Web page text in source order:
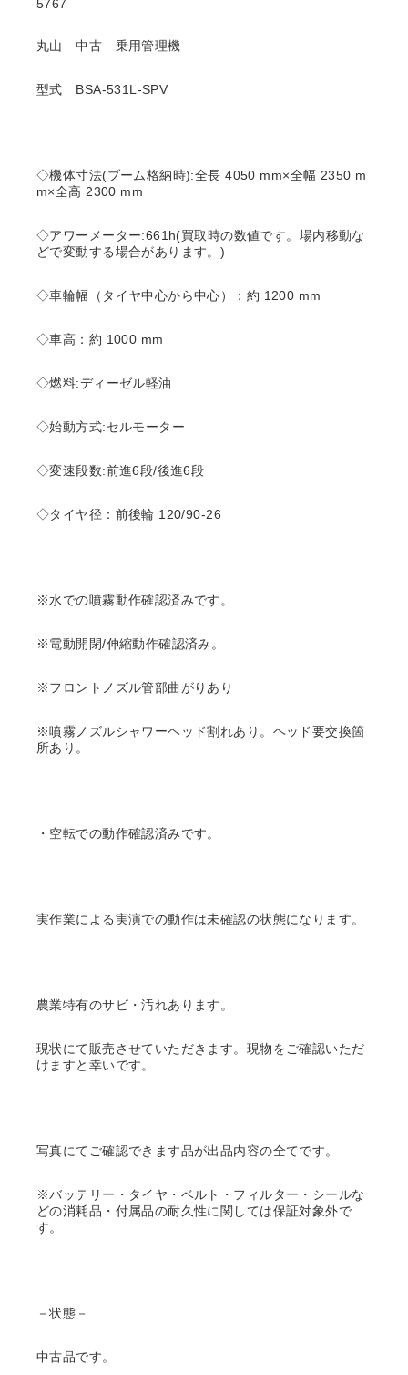
5767
丸山 中古 乗用管理機
型式 BSA-531L-SPV
◇機体寸法(ブーム格納時):全長 4050 mm×全幅 2350 m
m×全高 2300 mm
◇アワーメーター:661h(買取時の数値です。場内移動な
どで変動する場合があります。)
◇車輪幅（タイヤ中心から中心）：約 1200 mm
◇車高：約 1000 mm
◇燃料:ディーゼル軽油
◇始動方式:セルモーター
◇変速段数:前進6段/後進6段
◇タイヤ径：前後輪 120/90-26
※水での噴霧動作確認済みです。
※電動開閉/伸縮動作確認済み。
※フロントノズル管部曲がりあり
※噴霧ノズルシャワーヘッド割れあり。ヘッド要交換箇
所あり。
・空転での動作確認済みです。
実作業による実演での動作は未確認の状態になります。
農業特有のサビ・汚れあります。
現状にて販売させていただきます。現物をご確認いただ
けますと幸いです。
写真にてご確認できます品が出品内容の全てです。
※バッテリー・タイヤ・ベルト・フィルター・シールな
どの消耗品・付属品の耐久性に関しては保証対象外で
す。
－状態－
中古品です。